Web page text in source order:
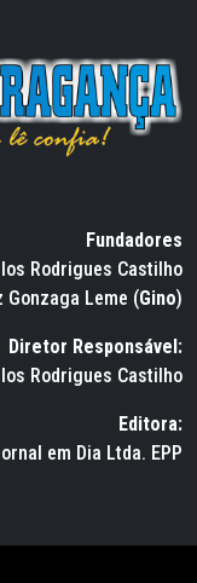
Fundadores
Rodrigues Castilho
Gonzaga Leme (Gino)
Diretor Responsável:
Rodrigues Castilho
Editora:
em Dia Ltda. EPP